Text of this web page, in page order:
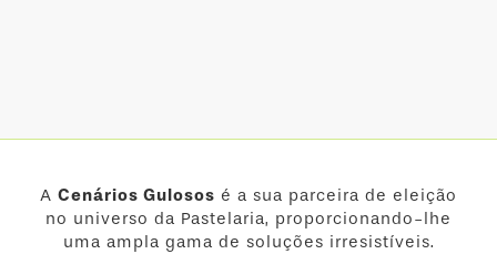
A Cenários Gulosos é a sua parceira de eleição
no universo da Pastelaria, proporcionando-lhe
uma ampla gama de soluções irresistíveis.